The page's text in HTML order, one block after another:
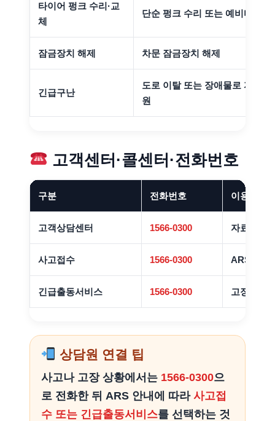
타이어 펑크 수리·교
체
단순 펑크 수리 또는 예비타이어
잠금장치 해제 차문 잠금장치 해제
긴급구난
도로 이탈 또는 장애물로 자력
원
고객센터·콜센터·전화번호
구분 전화번호 이용 안내
고객상담센터 1566-0300 자료 기준
사고접수 1566-0300 ARS 또는
긴급출동서비스 1566-0300 고장출동
상담원 연결 팁
사고나 고장 상황에서는 1566-0300으
로 전화한 뒤 ARS 안내에 따라 사고접
수 또는 긴급출동서비스를 선택하는 것